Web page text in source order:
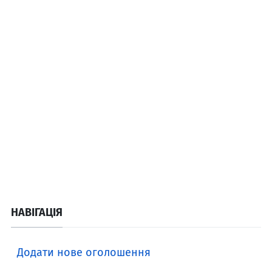
НАВІГАЦІЯ
Додати нове оголошення